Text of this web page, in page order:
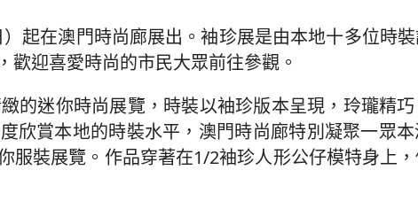
起在澳門時尚廊展出。袖珍展是由本地十多位時
迎喜愛時尚的市民大眾前往參觀。
的迷你時尚展覽，時裝以袖珍版本呈現，玲瓏精
欣賞本地的時裝水平，澳門時尚廊特別凝聚一眾
服裝展覽。作品穿著在1/2袖珍人形公仔模特身上